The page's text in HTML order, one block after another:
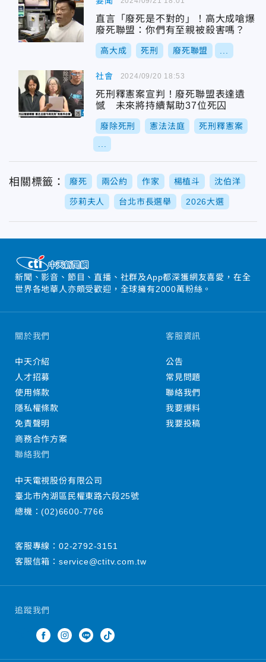
直言「廢死是不對的」！高大成嗆爆
廢死聯盟：你們有至親被殺害嗎？
高大成 死刑 廢死聯盟
社會
死刑釋憲案宣判！廢死聯盟表達遺
憾 未來將持續幫助37位死囚
廢除死刑 憲法法庭 死刑釋憲案
2024/09/20 18:53
相關標籤： 廢死 兩公約 作家 楊植斗 沈伯洋
莎莉夫人 台北市長選舉 2026大選
新聞、影音、節目、直播、社群及App都深獲網友喜愛，在全
世界各地華人亦頗受歡迎，全球擁有2000萬粉絲。
追蹤我們
關於我們
中天介紹
人才招募
使用條款
隱私權條款
免責聲明
商務合作方案
客服資訊
公告
常見問題
聯絡我們
我要爆料
我要投稿
聯絡我們
中天電視股份有限公司
臺北市內湖區民權東路六段25號
總機：(02)6600-7766
客服專線： 02-2792-3151
客服信箱： service@ctitv.com.tw